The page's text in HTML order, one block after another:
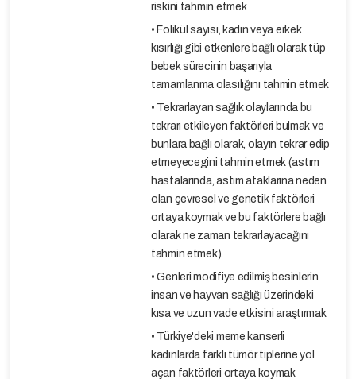
riskini tahmin etmek
• Folikül sayısı, kadın veya erkek
kısırlığı gibi etkenlere bağlı olarak tüp
bebek sürecinin başarıyla
tamamlanma olasılığını tahmin etmek
• Tekrarlayan sağlık olaylarında bu
tekrarı etkileyen faktörleri bulmak ve
bunlara bağlı olarak, olayın tekrar edip
etmeyecegini tahmin etmek (astım
hastalarında, astım ataklarına neden
olan çevresel ve genetik faktörleri
ortaya koymak ve bu faktörlere bağlı
olarak ne zaman tekrarlayacağını
tahmin etmek).
• Genleri modifiye edilmiş besinlerin
insan ve hayvan sağlığı üzerindeki
kısa ve uzun vade etkisini araştırmak
• Türkiye'deki meme kanserli
kadınlarda farklı tümör tiplerine yol
açan faktörleri ortaya koymak